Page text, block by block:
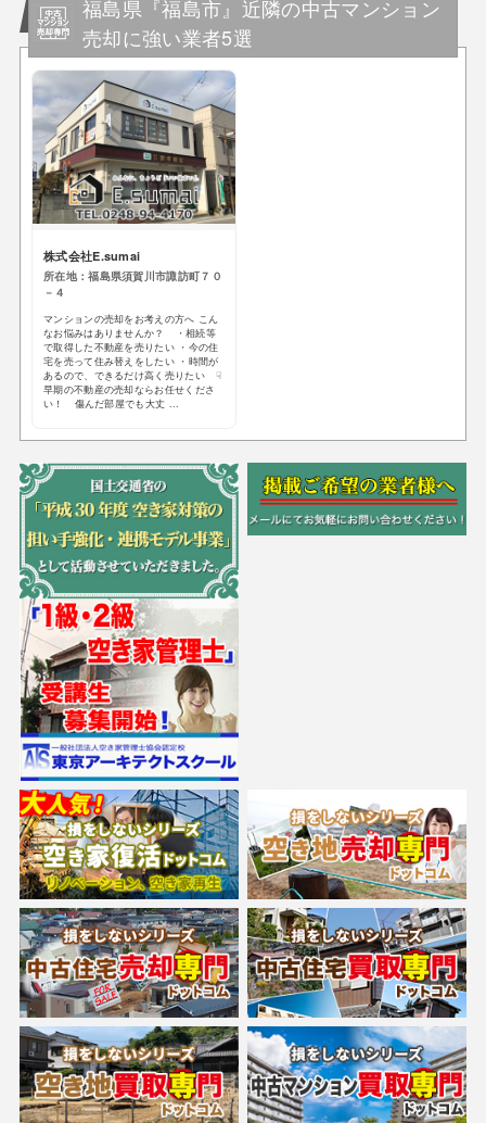
福島県『福島市』近隣の中古マンション
売却に強い業者5選
株式会社E.sumai
所在地：福島県須賀川市諏訪町７０
－４
マンションの売却をお考えの方へ こん
なお悩みはありませんか？ ・相続等
で取得した不動産を売りたい ・今の住
宅を売って住み替えをしたい ・時間が
あるので、できるだけ高く売りたい ☟
早期の不動産の売却ならお任せくださ
い！ 傷んだ部屋でも大丈 ...